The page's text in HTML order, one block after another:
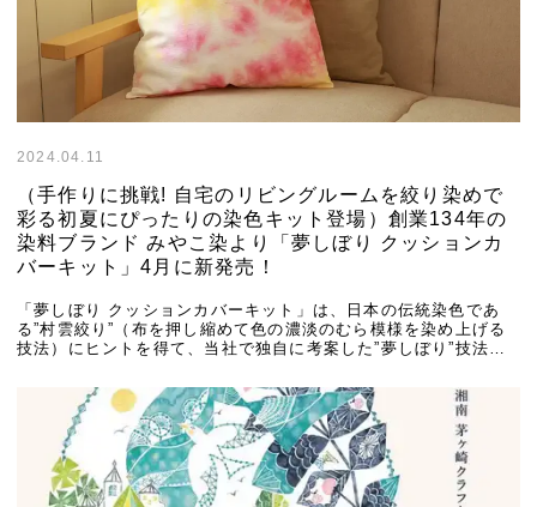
2024.04.11
（手作りに挑戦! 自宅のリビングルームを絞り染めで
彩る初夏にぴったりの染色キット登場）創業134年の
染料ブランド みやこ染より「夢しぼり クッションカ
バーキット」4月に新発売！
「夢しぼり クッションカバーキット」は、日本の伝統染色であ
る”村雲絞り”（布を押し縮めて色の濃淡のむら模様を染め上げる
技法）にヒントを得て、当社で独自に考案した”夢しぼり”技法を